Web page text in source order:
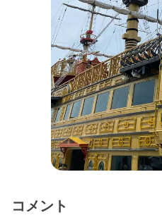
コメント